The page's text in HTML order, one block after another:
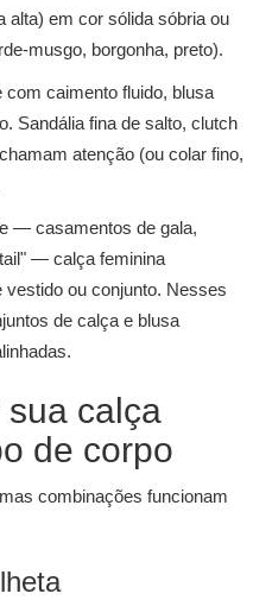
alta) em cor sólida sóbria ou
musgo, borgonha, preto).
caimento fluido, blusa
Sandália fina de salto, clutch
atenção (ou colar fino,
— casamentos de gala,
— calça feminina
ou conjunto. Nesses
de calça e blusa
calça
de corpo
combinações funcionam